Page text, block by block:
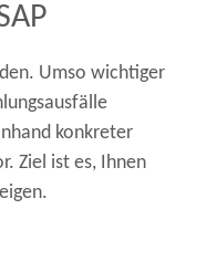
Umso wichtiger
konkreter
Ziel ist es, Ihnen